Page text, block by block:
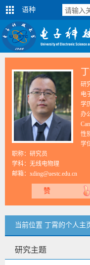
语种
研
电
学
办
性
学
职称：研究员
学科：无线电物理
邮箱： xding@uestc.edu.cn
赞
当前位置 丁霄的个人主
研究主题